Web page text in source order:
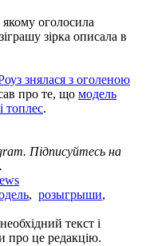
якому оголосила
зірка описала в
знялася з оголеною
про те, що модель
топлес.
Підписуйтесь на
.
, розыгрыши,
текст і
про це редакцію.